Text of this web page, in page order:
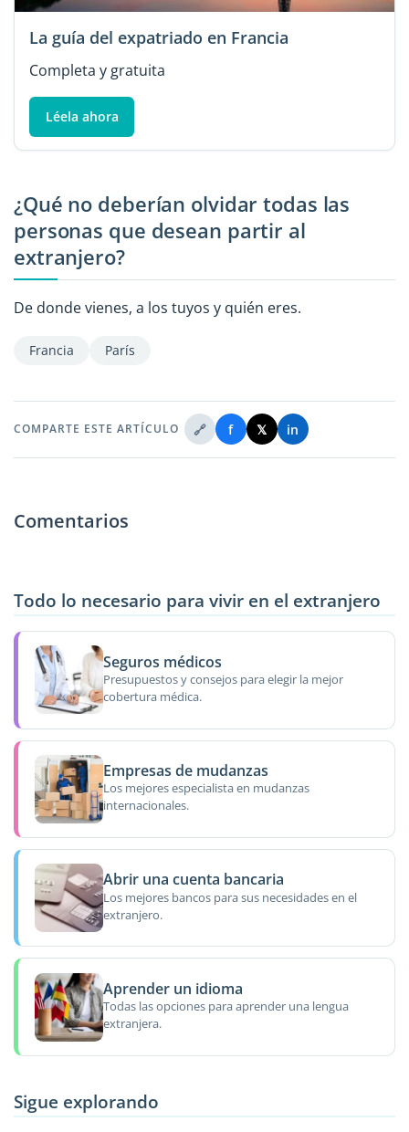
La guía del expatriado en Francia
Completa y gratuita
Léela ahora
¿Qué no deberían olvidar todas las
personas que desean partir al
extranjero?
De donde vienes, a los tuyos y quién eres.
Francia París
COMPARTE ESTE ARTÍCULO 🔗 f 𝕏 in
Comentarios
Todo lo necesario para vivir en el extranjero
Seguros médicos
Presupuestos y consejos para elegir la mejor
cobertura médica.
Empresas de mudanzas
Los mejores especialista en mudanzas
internacionales.
Abrir una cuenta bancaria
Los mejores bancos para sus necesidades en el
extranjero.
Aprender un idioma
Todas las opciones para aprender una lengua
extranjera.
Sigue explorando